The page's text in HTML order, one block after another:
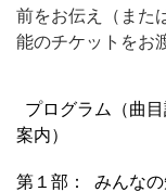
前をお伝え（また
能のチケットをお
プログラム（曲
案内）
第１部： みんな